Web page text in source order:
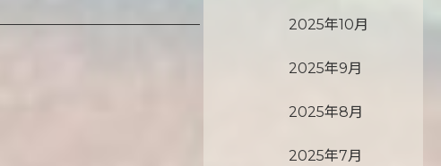
2025年10月
2025年9月
2025年8月
2025年7月